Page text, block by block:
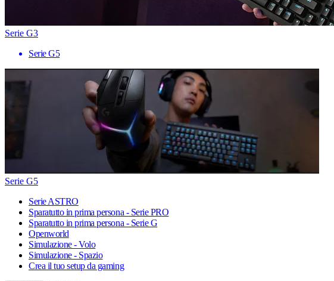
Serie G3
Serie G5
Serie G5
Serie ASTRO
Sparatutto in prima persona - Serie PRO
Sparatutto in prima persona - Serie G
Openworld
Simulazione - Volo
Simulazione - Spazio
Crea il tuo setup da gaming